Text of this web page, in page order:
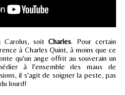
Carolus, soitCharles. Pour certain
à Charles Quint, à moins que ce
qu'un ange offrit au souverain un
à l'ensemble des maux de
il s'agit de soigner la peste, pas
lourd!